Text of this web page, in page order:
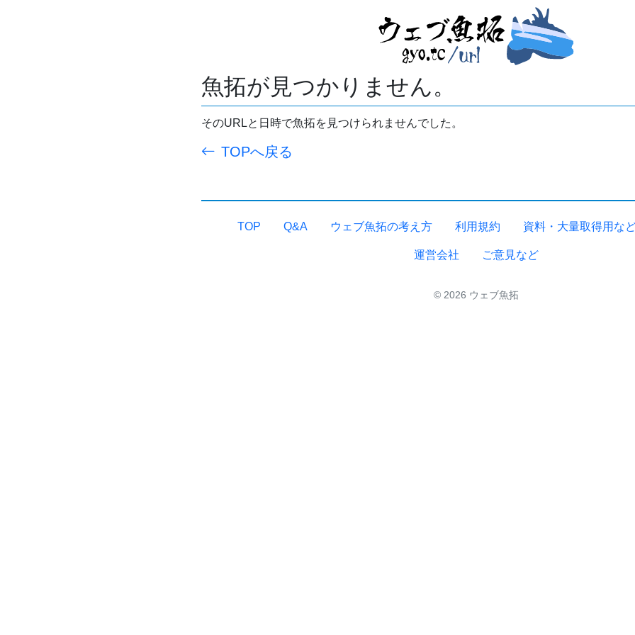
魚拓が見つかりません。
そのURLと日時で魚拓を見つけられませんでした。
TOPへ戻る
TOP Q&A ウェブ魚拓の考え方 利用規約 資料・大量取得用な
運営会社 ご意見など
© 2026 ウェブ魚拓